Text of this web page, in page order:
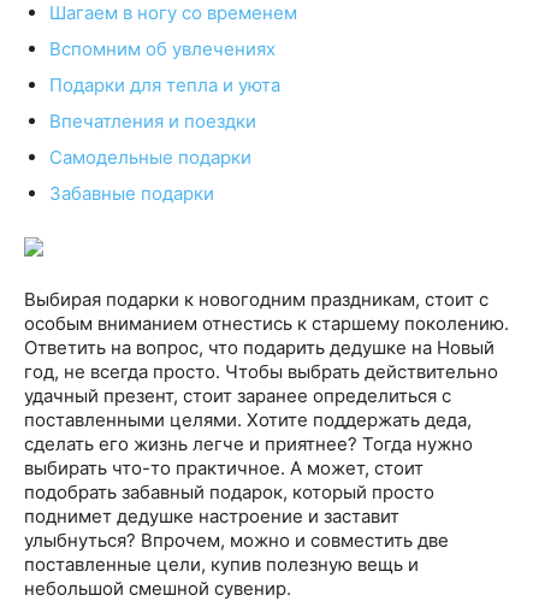
Шагаем в ногу со временем
Вспомним об увлечениях
Подарки для тепла и уюта
Впечатления и поездки
Самодельные подарки
Забавные подарки
Выбирая подарки к новогодним праздникам, стоит с
особым вниманием отнестись к старшему поколению.
Ответить на вопрос, что подарить дедушке на Новый
год, не всегда просто. Чтобы выбрать действительно
удачный презент, стоит заранее определиться с
поставленными целями. Хотите поддержать деда,
сделать его жизнь легче и приятнее? Тогда нужно
выбирать что-то практичное. А может, стоит
подобрать забавный подарок, который просто
поднимет дедушке настроение и заставит
улыбнуться? Впрочем, можно и совместить две
поставленные цели, купив полезную вещь и
небольшой смешной сувенир.